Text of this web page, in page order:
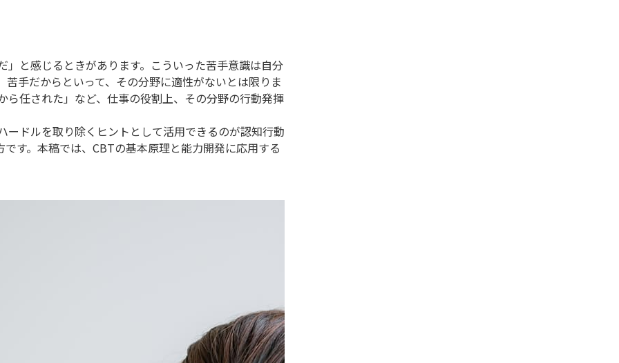
と感じるときがあります。こういった苦手意識は自分
手だからといって、その分野に適性がないとは限りま
任された」など、仕事の役割上、その分野の行動発揮
ドルを取り除くヒントとして活用できるのが認知行動
す。本稿では、CBTの基本原理と能力開発に応用する